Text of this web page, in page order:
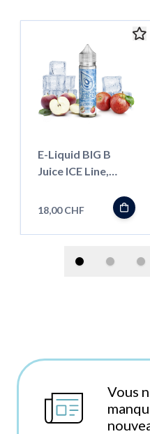
E-Liquid BIG B
Juice ICE Line,
''Shortfill''
18,00 CHF
Vous